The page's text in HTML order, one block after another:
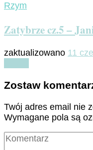
Rzym
Zatybrze cz.5 –
zaktualizowano 11
Zostaw
Twój adres email nie
Wymagane pola są